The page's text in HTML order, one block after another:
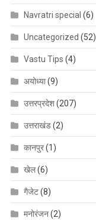
Navratri special (6)
Uncategorized (52)
Vastu Tips (4)
अयोध्या(9)
उत्तरप्रदेश(207)
उत्तराखंड(2)
कानपुर(1)
खेल(6)
गैजेट(8)
मनोरंजन(2)